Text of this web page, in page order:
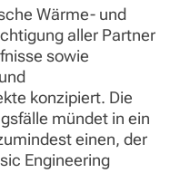
Wärme- und
aller Partner
sowie
konzipiert. Die
mündet in ein
einen, der
Engineering